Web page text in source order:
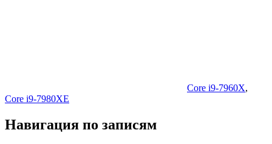
Core i9-7960X,
Core i9-7980XE
Навигация по записям